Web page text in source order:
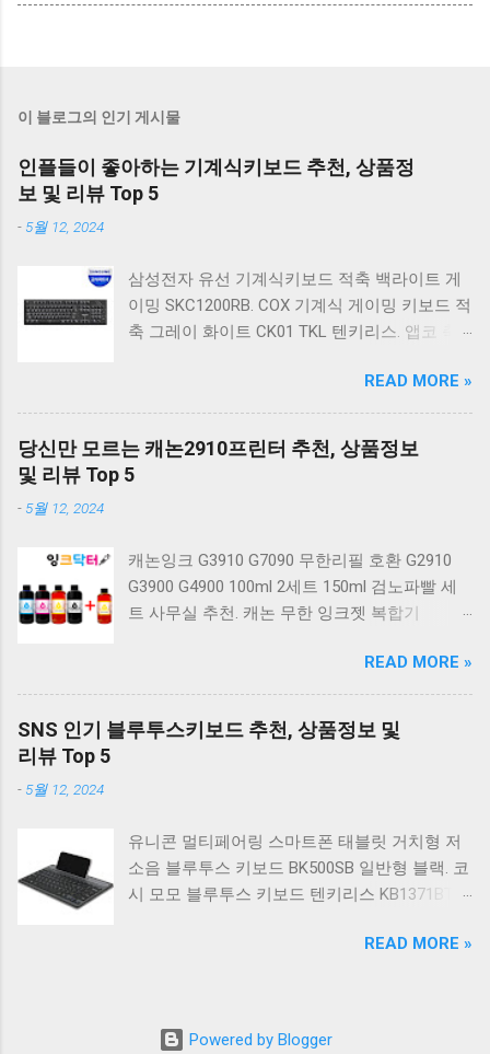
이 블로그의 인기 게시물
인플들이 좋아하는 기계식키보드 추천, 상품정
보 및 리뷰 Top 5
- 5월 12, 2024
삼성전자 유선 기계식키보드 적축 백라이트 게
이밍 SKC1200RB. COX 기계식 게이밍 키보드 적
축 그레이 화이트 CK01 TKL 텐키리스. 앱코 축
랙 K560 일반형. 앱코 K517 레트로 기계식 게이
밍 유선키보드 갈축 일반형 레트로 베이지. 체리
키보드 G803000S TKL RGB 게이밍 텐키리스 기
계식 키보드 4종 축 선택 저소음적축 블랙. 체리
베이지 K517 Retro. COX CK01 교체축 사이드
RGB 게이밍 기계식 키보드 네이비 CK01NV적축
일반형. 체리키보드 XTRFY MX BOARD 3.1 RGB
COX 기계식 게이밍 키보드 갈축 그레이 화이트
CK01 TKL 텐키리스 기계식키보드 구매를 고려
하실 때, 추가 할인 혜택을 놓치지 마세요. 다양
정이 많이 어려우시죠? 특히 기계식키보드 같은
상품을 고를 때는 더 고민이 많을 수 밖에 없습
니다. 다양한 상품들을 상세스펙 과 가격 을 꼼
READ MORE »
당신만 모르는 캐논2910프린터 추천, 상품정보
및 리뷰 Top 5
- 5월 12, 2024
캐논잉크 G3910 G7090 무한리필 호환 G2910
G3900 G4900 100ml 2세트 150ml 검노파빨 세
트 사무실 추천. 캐논 무한 잉크젯 복합기
논 PIXMA G2910 잉크포함 정품 무한복합기 컬
러 잉크젯복합기 가정용프린터 상세정보참조.
캐논 G시리즈 프린터 정품 헤드 카트리지
G1900 G2900 G3900 G4900 G2910 G3910
G4902 G4910 G4911 리필 잉크 1개 GI990
500ml 4색세트. 캐논 빌트인 정품무한 복합기
G2910 정품잉크 포함충전잉크4색 추가증정. 캐
잉크 4색세트 G3910 G3900 G2900 G4900
합기 G6091 캐논2910프린터 구매를 고려하실
READ MORE »
SNS 인기 블루투스키보드 추천, 상품정보 및
리뷰 Top 5
- 5월 12, 2024
유니콘 멀티페어링 스마트폰 태블릿 거치형 저
소음 블루투스 키보드 BK500SB 일반형 블랙. 코
시 모모 블루투스 키보드 텐키리스 KB1371BT
K380S. 로지텍 무선키보드 텐키리스 스모키 블
이식 블루투스 키보드 OABTKBDA 퓨어 화이트.
READ MORE »
Powered by Blogger